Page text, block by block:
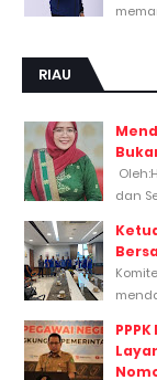
RIAU
dan